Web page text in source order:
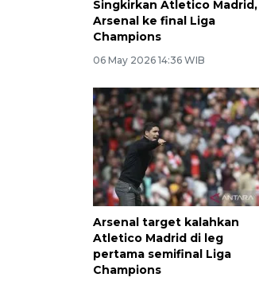
Singkirkan Atletico Madrid,
Arsenal ke final Liga
Champions
06 May 2026 14:36 WIB
Arsenal target kalahkan
Atletico Madrid di leg
pertama semifinal Liga
Champions